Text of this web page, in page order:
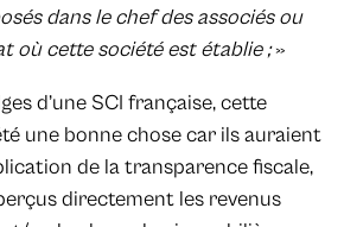
dans le chef des associés ou
où cette société est établie ;»
d’une SCI française, cette
une bonne chose car ils auraient
de la transparence fiscale,
directement les revenus